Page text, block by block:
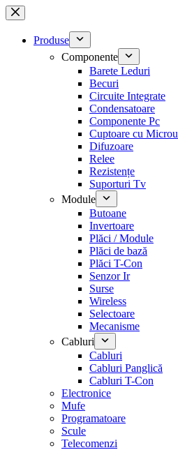
Sari
la
conținutProduse
Componente
Barete Leduri
Becuri
Circuite Integrate
Condensatoare
Componente Pc
Cuptoare cu
Difuzoare
Relee
Rezistențe
Suporturi Tv
Module
Butoane
Invertoare
Plăci / Module
Plăci de bază
Plăci T-Con
Senzor Ir
Surse
Wireless
Selectoare
Mecanisme
Cabluri
Cabluri
Cabluri Panglică
Cabluri T-Con
Electronice
Mufe
Programatoare
Scule
Telecomenzi